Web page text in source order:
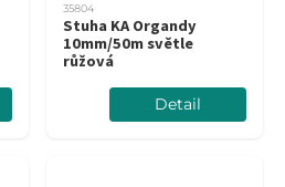
35804
Stuha KA Organdy
10mm/50m světle
růžová
Detail